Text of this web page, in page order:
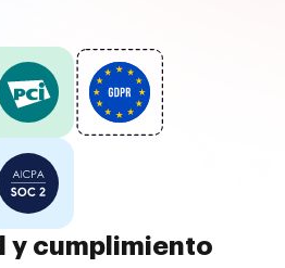
y cumplimiento